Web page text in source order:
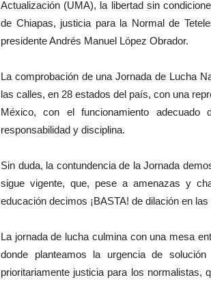
Actualización (UMA), la libertad sin
de Chiapas, justicia para la Normal de
presidente Andrés Manuel López Obrador.
La comprobación de una Jornada de Lucha
las calles, en 28 estados del país, con una
México, con el funcionamiento
responsabilidad y disciplina.
Sin duda, la contundencia de la Jornada
sigue vigente, que, pese a amenazas y
educación decimos ¡BASTA! de dilación en
La jornada de lucha culmina con una mesa
donde planteamos la urgencia de
prioritariamente justicia para los normalistas,